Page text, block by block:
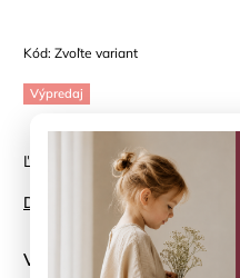
Kód: Zvoľte variant
Výpredaj
Ľahké sandále pre letné dni
Detailné informácie
Veľkosť topánky